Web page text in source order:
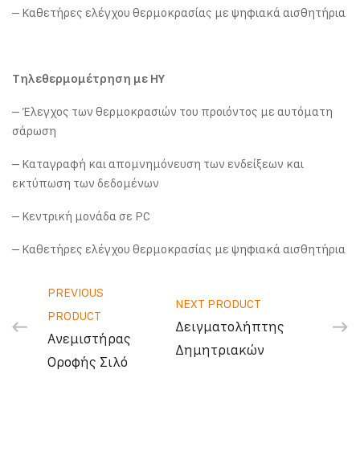
– Καθετήρες ελέγχου θερμοκρασίας με ψηφιακά αισθητήρια
Τηλεθερμομέτρηση με ΗΥ
– Έλεγχος των θερμοκρασιών του προιόντος με αυτόματη
σάρωση
– Καταγραφή και απομνημόνευση των ενδείξεων και
εκτύπωση των δεδομένων
– Κεντρική μονάδα σε PC
– Καθετήρες ελέγχου θερμοκρασίας με ψηφιακά αισθητήρια
PREVIOUS
PRODUCT
Ανεμιστήρας
Οροφής Σιλό
NEXT PRODUCT
Δειγματολήπτης
Δημητριακών